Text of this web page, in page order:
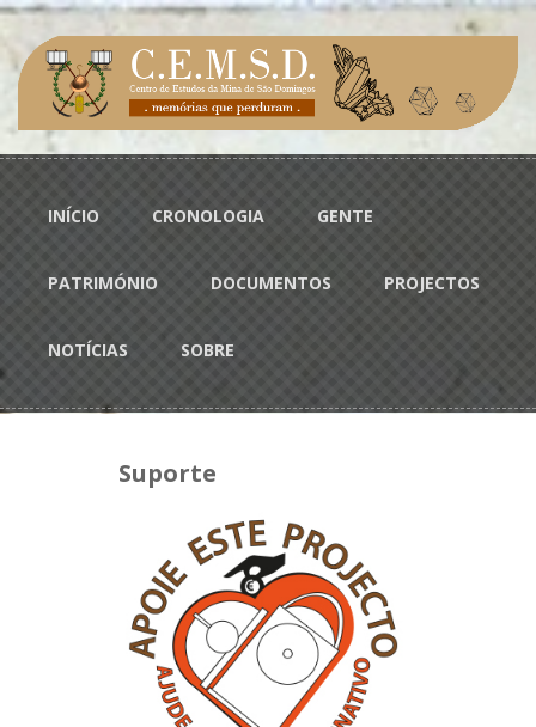
Passar para o conteúdo principal
Menu principal
INÍCIO CRONOLOGIA GENTE
PATRIMÓNIO DOCUMENTOS PROJECTOS
NOTÍCIAS SOBRE
Suporte